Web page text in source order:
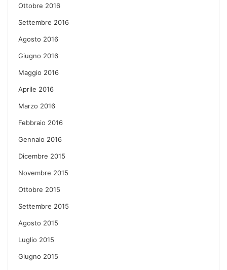
Ottobre 2016
Settembre 2016
Agosto 2016
Giugno 2016
Maggio 2016
Aprile 2016
Marzo 2016
Febbraio 2016
Gennaio 2016
Dicembre 2015
Novembre 2015
Ottobre 2015
Settembre 2015
Agosto 2015
Luglio 2015
Giugno 2015